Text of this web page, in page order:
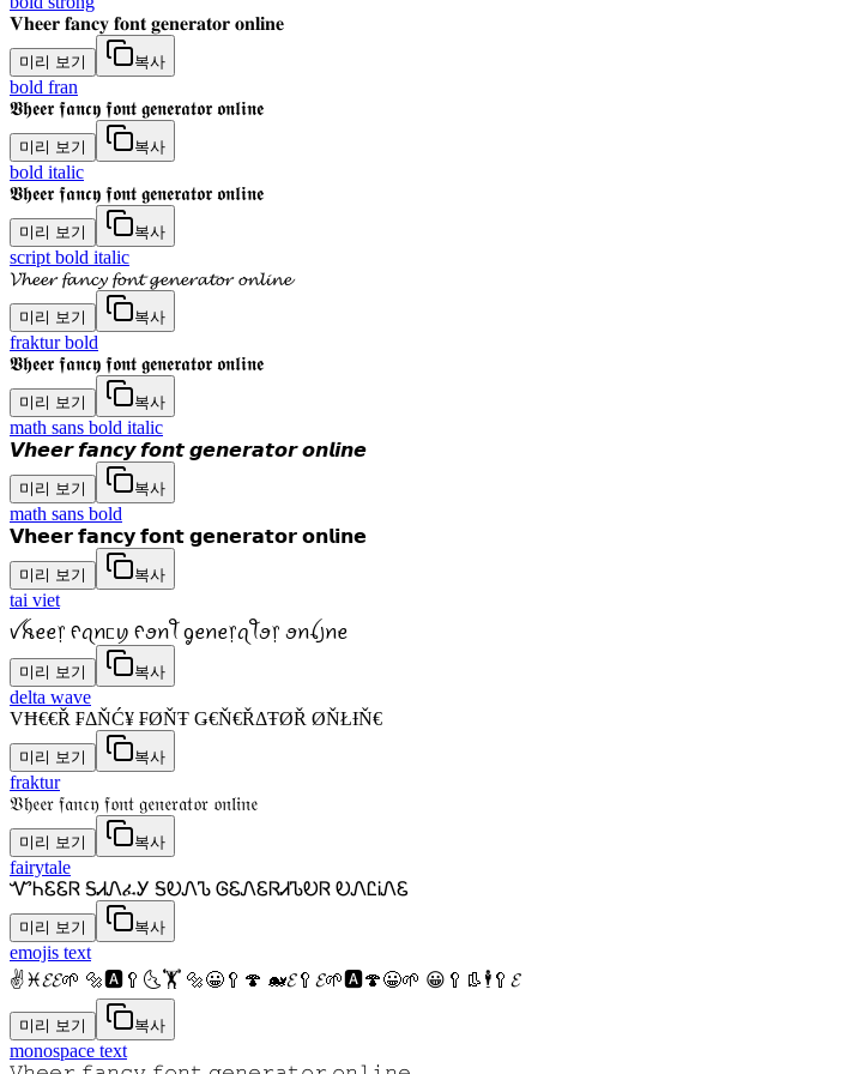
𝐕𝐡𝐞𝐞𝐫 𝐟𝐚𝐧𝐜𝐲 𝐟𝐨𝐧𝐭 𝐠𝐞𝐧𝐞𝐫𝐚𝐭𝐨𝐫 𝐨𝐧𝐥𝐢𝐧𝐞
미리 보기 복사
bold fran
𝖁𝖍𝖊𝖊𝖗 𝖋𝖆𝖓𝖈𝖞 𝖋𝖔𝖓𝖙 𝖌𝖊𝖓𝖊𝖗𝖆𝖙𝖔𝖗 𝖔𝖓𝖑𝖎𝖓𝖊
미리 보기 복사
bold italic
𝖁𝖍𝖊𝖊𝖗 𝖋𝖆𝖓𝖈𝖞 𝖋𝖔𝖓𝖙 𝖌𝖊𝖓𝖊𝖗𝖆𝖙𝖔𝖗 𝖔𝖓𝖑𝖎𝖓𝖊
미리 보기 복사
script bold italic
𝓥𝓱𝓮𝓮𝓻 𝓯𝓪𝓷𝓬𝔂 𝓯𝓸𝓷𝓽 𝓰𝓮𝓷𝓮𝓻𝓪𝓽𝓸𝓻 𝓸𝓷𝓵𝓲𝓷𝓮
미리 보기 복사
fraktur bold
𝖁𝖍𝖊𝖊𝖗 𝖋𝖆𝖓𝖈𝖞 𝖋𝖔𝖓𝖙 𝖌𝖊𝖓𝖊𝖗𝖆𝖙𝖔𝖗 𝖔𝖓𝖑𝖎𝖓𝖊
미리 보기 복사
math sans bold italic
𝙑𝙝𝙚𝙚𝙧 𝙛𝙖𝙣𝙘𝙮 𝙛𝙤𝙣𝙩 𝙜𝙚𝙣𝙚𝙧𝙖𝙩𝙤𝙧 𝙤𝙣𝙡𝙞𝙣𝙚
미리 보기 복사
math sans bold
𝗩𝗵𝗲𝗲𝗿 𝗳𝗮𝗻𝗰𝘆 𝗳𝗼𝗻𝘁 𝗴𝗲𝗻𝗲𝗿𝗮𝘁𝗼𝗿 𝗼𝗻𝗹𝗶𝗻𝗲
미리 보기 복사
tai viet
ꪜꫝꫀꫀ᥅ ᠻꪖꪀᥴꪗ ᠻꪮꪀꪻ ᧁꫀꪀꫀ᥅ꪖꪻꪮ᥅ ꪮꪀꪶ꠸ꪀꫀ
미리 보기 복사
delta wave
VĦ€€Ř ₣ΔŇĆ¥ ₣ØŇŦ Ǥ€Ň€ŘΔŦØŘ ØŇŁƗŇ€
미리 보기 복사
fraktur
𝔙𝔥𝔢𝔢𝔯 𝔣𝔞𝔫𝔠𝔶 𝔣𝔬𝔫𝔱 𝔤𝔢𝔫𝔢𝔯𝔞𝔱𝔬𝔯 𝔬𝔫𝔩𝔦𝔫𝔢
미리 보기 복사
fairytale
ᏉᏂᏋᏋᏒ ᎦᏗᏁፈᎩ ᎦᎧᏁᏖ ᎶᏋᏁᏋᏒᏗᏖᎧᏒ ᎧᏁᏝᎥᏁᏋ
미리 보기 복사
emojis text
✌♓𝓔𝓔🌱 🔩🅰🥄🌜🏋 🔩😀🥄🍄 🐋𝓔🥄𝓔🌱🅰🍄😀🌱 😀🥄👢🕴🥄𝓔
미리 보기 복사
monospace text